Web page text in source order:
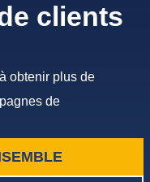
clients
obtenir plus de
de